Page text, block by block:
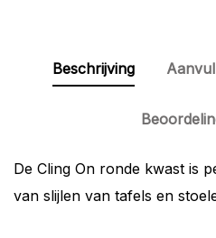
Beschrijving
De Cling On ronde kwast is
van slijlen van tafels en